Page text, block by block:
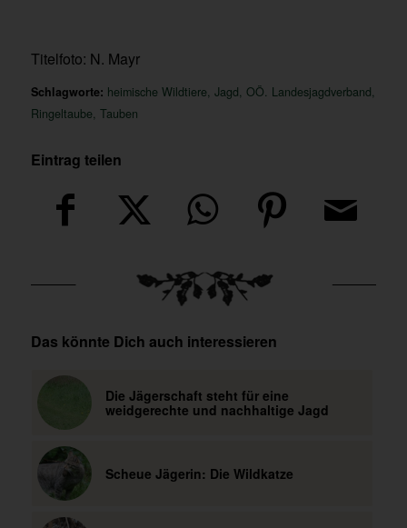
Titelfoto: N. Mayr
Schlagworte: heimische Wildtiere, Jagd, OÖ. Landesjagdverband,
Ringeltaube, Tauben
Eintrag teilen
Das könnte Dich auch interessieren
Die Jägerschaft steht für eine
weidgerechte und nachhaltige Jagd
Scheue Jägerin: Die Wildkatze